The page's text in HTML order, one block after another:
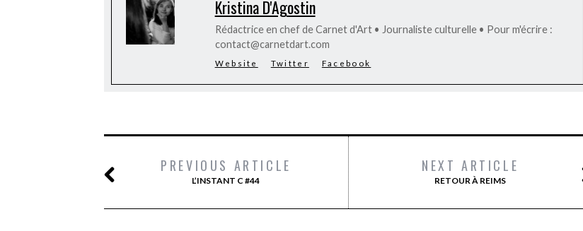
Kristina D'Agostin
Rédactrice en chef de Carnet d'Art • Journaliste culturelle • Pour m'écrire :
contact@carnetdart.com
Website Twitter Facebook
PREVIOUS ARTICLE
L’INSTANT C #44
NEXT ARTICLE
RETOUR À REIMS